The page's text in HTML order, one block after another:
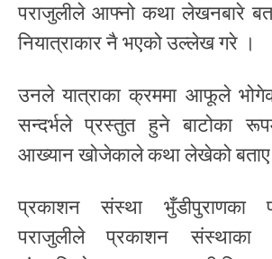
पराजुलीले आफ्नो कथा लेखनबारे
नियात्राकार नै भएको उल्लेख गरे ।
उनले यात्राका क्रममा आफूले
सन्दर्भले प्रस्तुत हुने बाटोका
आख्यान खोजेकाले कथा लेखेको
प्रकाशन संस्था भुँडीपुराणका
पराजुलीले प्रकाशन संस्थाका